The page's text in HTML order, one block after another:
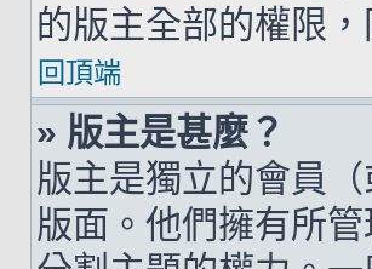
的版主全部的權限
回頂端
» 版主是甚麼？
版主是獨立的會員
版面。他們擁有所